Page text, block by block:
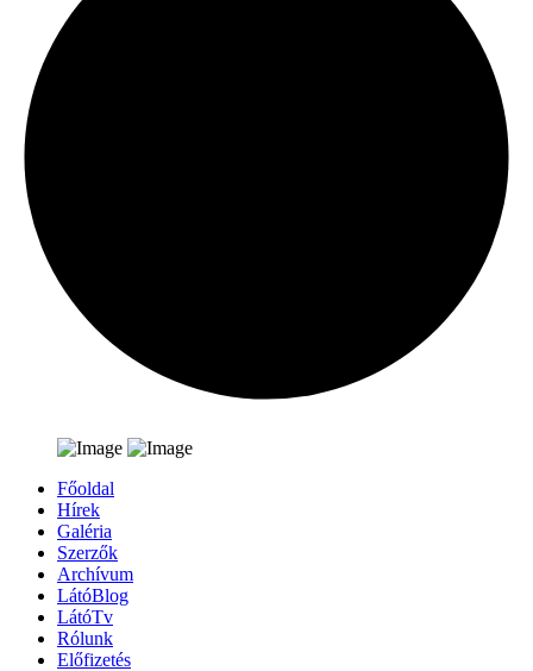
Főoldal
Hírek
Galéria
Szerzők
Archívum
LátóBlog
LátóTv
Rólunk
Előfizetés